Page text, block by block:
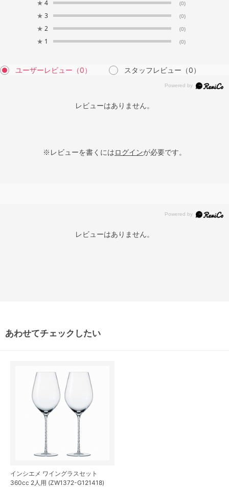
★ 4 (0)
★ 3 (0)
★ 2 (0)
★ 1 (0)
ユーザーレビュー （0） スタッフレビュー （0）
レビューはありません。
※レビューを書くにはログインが必要です。
レビューはありません。
あわせてチェックしたい
インシエメ ワイングラスセット
360cc 2人用 (ZW1372-G121418)